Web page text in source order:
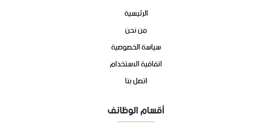
الرئيسية
من نحن
سياسة الخصوصية
اتفاقية الاستخدام
اتصل بنا
أقسام الوظائف